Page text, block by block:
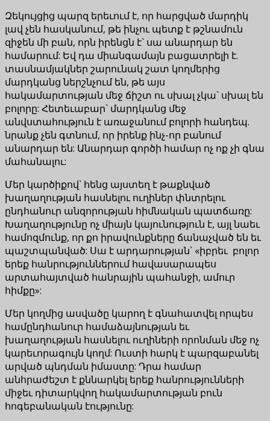
Զեկույցից պարզ երեւում է, որ հարցված մարդիկ
լավ չեն հասկանում, թե ինչու պետք է թշնամուն
զիջեն մի բան, որն իրենցն է` սա անարդար են
համարում: Եվ դա միանգամայն բացատրելի է.
տասնամյակներ շարունակ շատ կողմերից
մարդկանց ներշնչում են, թե այս
հակամարտության մեջ ճիշտ ու սխալ չկա` սխալ են
բոլորը: Հետեւաբար` մարդկանց մեջ
անվստահություն է առաջանում բոլորի հանդեպ.
նրանք չեն գտնում, որ իրենք ինչ-որ բանում
անարդար են: Անարդար գործի համար ոչ ոք չի գնա
մահանալու:
Մեր կարծիքով` հենց այստեղ է թաքնված
խաղաղության հասնելու ուղիներ փնտրելու
ընդհանուր անզորության հիմնական պատճառը:
Խաղաղությունը ոչ միայն կայունություն է, այլ նաեւ
համոզմունք, որ քո իրավունքները ճանաչված են եւ
պաշտպանված: Սա է արդարության` «իբրեւ բոլոր
երեք հանրություններում հավասարապես
արտահայտված հանրային պահանջի, ամուր
հիմքը»:
Մեր կողմից ասվածը կարող է գնահատվել որպես
համընդհանուր համաձայնության եւ
խաղաղության հասնելու ուղիների որոնման մեջ ոչ
կարեւորագույն կողմ: Ուստի հարկ է պարզաբանել
արված պնդման իմաստը: Դրա համար
անհրաժեշտ է քննարկել երեք հանրությունների
միջեւ դիտարկվող հակամարտության բուն
հոգեբանական էությունը: